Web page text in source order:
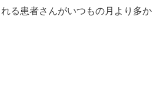
る患者さんがいつもの月より多か